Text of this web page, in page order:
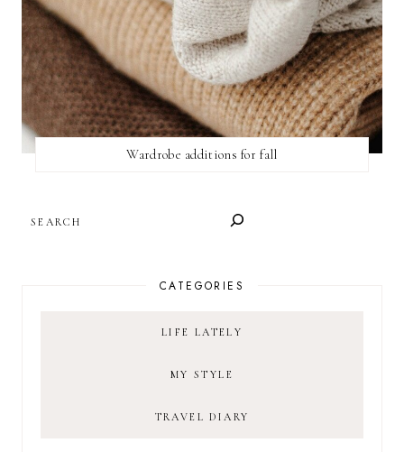
Wardrobe additions for fall
CATEGORIES
LIFE LATELY
MY STYLE
TRAVEL DIARY